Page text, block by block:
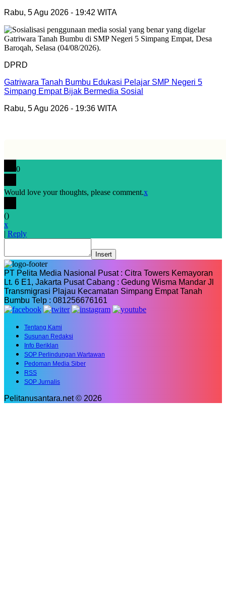
Rabu, 5 Agu 2026 - 19:42 WITA
DPRD
Gatriwara Tanah Bumbu Edukasi Pelajar SMP Negeri 5
Simpang Empat Bijak Bermedia Sosial
Rabu, 5 Agu 2026 - 19:36 WITA
0
Would love your thoughts, please comment.x
()
x
| Reply
Insert
PT Pelita Media Nasional Pusat : Citra Towers Kemayoran
Lt. 6 E1, Jakarta Pusat Cabang : Gedung Wisma Mandar Jl
Transmigrasi Plajau Kecamatan Simpang Empat Tanah
Bumbu Telp : 081256676161
Tentang Kami
Susunan Redaksi
Info Beriklan
SOP Perlindungan Wartawan
Pedoman Media Siber
RSS
SOP Jurnalis
Pelitanusantara.net © 2026